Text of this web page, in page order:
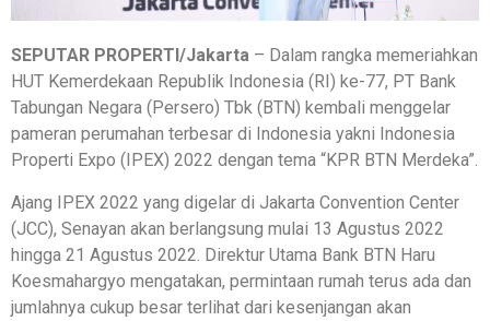
SEPUTAR PROPERTI/Jakarta – Dalam rangka memeriahkan
HUT Kemerdekaan Republik Indonesia (RI) ke-77, PT Bank
Tabungan Negara (Persero) Tbk (BTN) kembali menggelar
pameran perumahan terbesar di Indonesia yakni Indonesia
Properti Expo (IPEX) 2022 dengan tema “KPR BTN Merdeka”.
Ajang IPEX 2022 yang digelar di Jakarta Convention Center
(JCC), Senayan akan berlangsung mulai 13 Agustus 2022
hingga 21 Agustus 2022. Direktur Utama Bank BTN Haru
Koesmahargyo mengatakan, permintaan rumah terus ada dan
jumlahnya cukup besar terlihat dari kesenjangan akan